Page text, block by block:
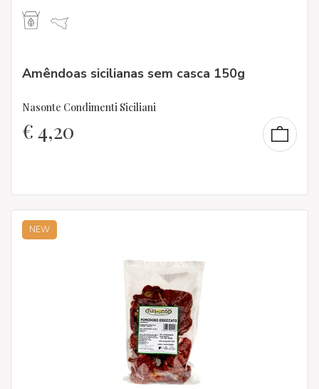
Amêndoas sicilianas sem casca 150g
Nasonte Condimenti Siciliani
€4,20
NEW